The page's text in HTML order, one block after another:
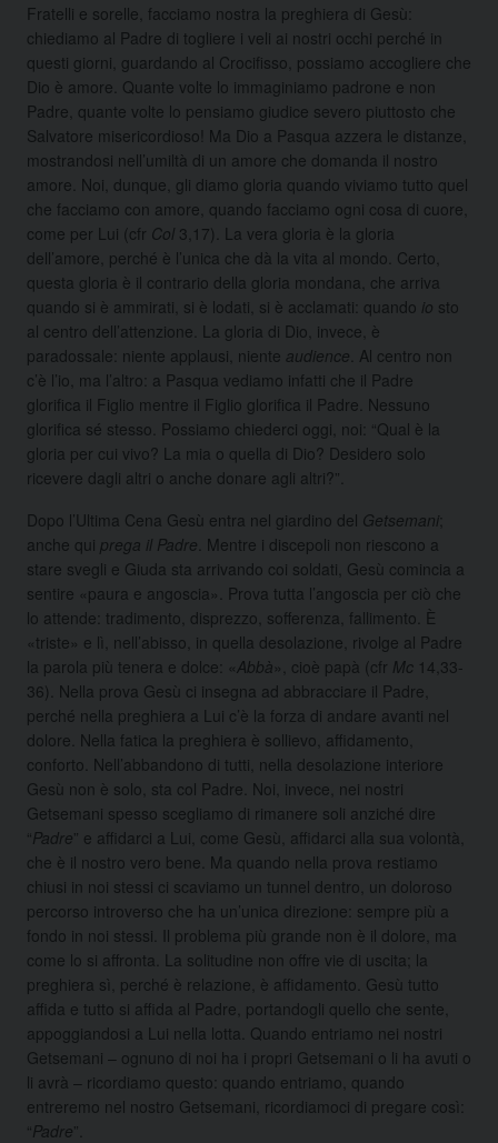
Fratelli e sorelle, facciamo nostra la preghiera di Gesù:
chiediamo al Padre di togliere i veli ai nostri occhi perché in
questi giorni, guardando al Crocifisso, possiamo accogliere che
Dio è amore. Quante volte lo immaginiamo padrone e non
Padre, quante volte lo pensiamo giudice severo piuttosto che
Salvatore misericordioso! Ma Dio a Pasqua azzera le distanze,
mostrandosi nell’umiltà di un amore che domanda il nostro
amore. Noi, dunque, gli diamo gloria quando viviamo tutto quel
che facciamo con amore, quando facciamo ogni cosa di cuore,
come per Lui (cfr Col 3,17). La vera gloria è la gloria
dell’amore, perché è l’unica che dà la vita al mondo. Certo,
questa gloria è il contrario della gloria mondana, che arriva
quando si è ammirati, si è lodati, si è acclamati: quando io sto
al centro dell’attenzione. La gloria di Dio, invece, è
paradossale: niente applausi, niente audience . Al centro non
c’è l’io, ma l’altro: a Pasqua vediamo infatti che il Padre
glorifica il Figlio mentre il Figlio glorifica il Padre. Nessuno
glorifica sé stesso. Possiamo chiederci oggi, noi: “Qual è la
gloria per cui vivo? La mia o quella di Dio? Desidero solo
ricevere dagli altri o anche donare agli altri?”.
Dopo l’Ultima Cena Gesù entra nel giardino del Getsemani
anche qui prega il Padre . Mentre i discepoli non riescono a
stare svegli e Giuda sta arrivando coi soldati, Gesù comincia a
sentire «paura e angoscia». Prova tutta l’angoscia per ciò che
lo attende: tradimento, disprezzo, sofferenza, fallimento. È
«triste» e lì, nell’abisso, in quella desolazione, rivolge al Padre
la parola più tenera e dolce: «Abbà», cioè papà (cfr Mc 14,33-
36). Nella prova Gesù ci insegna ad abbracciare il Padre,
perché nella preghiera a Lui c’è la forza di andare avanti nel
dolore. Nella fatica la preghiera è sollievo, affidamento,
conforto. Nell’abbandono di tutti, nella desolazione interiore
Gesù non è solo, sta col Padre. Noi, invece, nei nostri
Getsemani spesso scegliamo di rimanere soli anziché dire
“Padre” e affidarci a Lui, come Gesù, affidarci alla sua volontà,
che è il nostro vero bene. Ma quando nella prova restiamo
chiusi in noi stessi ci scaviamo un tunnel dentro, un doloroso
percorso introverso che ha un’unica direzione: sempre più a
fondo in noi stessi. Il problema più grande non è il dolore, ma
come lo si affronta. La solitudine non offre vie di uscita; la
preghiera sì, perché è relazione, è affidamento. Gesù tutto
affida e tutto si affida al Padre, portandogli quello che sente,
appoggiandosi a Lui nella lotta. Quando entriamo nei nostri
Getsemani – ognuno di noi ha i propri Getsemani o li ha avuti o
li avrà – ricordiamo questo: quando entriamo, quando
entreremo nel nostro Getsemani, ricordiamoci di pregare così:
“Padre”.